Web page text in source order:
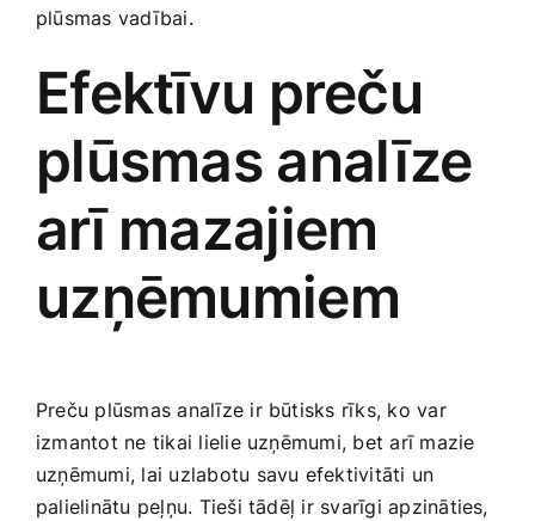
plūsmas vadībai.
Efektīvu ‌preču
plūsmas analīze
arī mazajiem
uzņēmumiem
Preču plūsmas‌ analīze ir būtisks rīks, ko var
izmantot ne tikai lielie uzņēmumi, ​bet‍ arī mazie
uzņēmumi, lai uzlabotu savu efektivitāti un
palielinātu peļņu. Tieši tādēļ ir svarīgi apzināties,